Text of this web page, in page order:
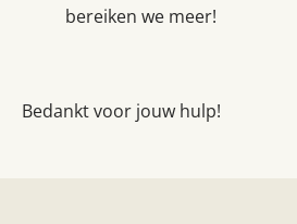
bereiken we meer!
Bedankt voor jouw hulp!